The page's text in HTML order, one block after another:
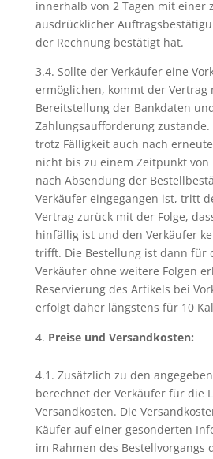
innerhalb von 2 Tagen mit einer
ausdrücklicher
der Rechnung bestätigt hat.
3.4. Sollte der Verkäufer eine
ermöglichen, kommt der Vertrag
Bereitstellung der Bankdaten
Zahlungsaufforderung
trotz Fälligkeit auch nach
nicht bis zu einem Zeitpunkt von
nach Absendung der
Verkäufer eingegangen ist, tritt
Vertrag zurück mit der Folge,
hinfällig ist und den Verkäufer
trifft. Die Bestellung ist dann für
Verkäufer ohne weitere Folgen
Reservierung des Artikels bei
erfolgt daher längstens für 10
Preise und Versandkosten:
4.1. Zusätzlich zu den
berechnet der Verkäufer für die
Versandkosten. Die
Käufer auf einer gesonderten
im Rahmen des